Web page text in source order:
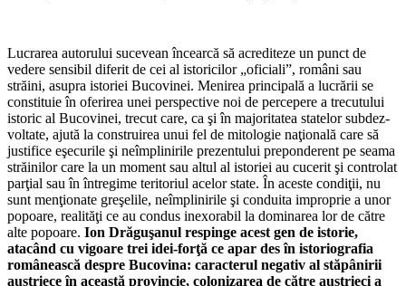
Lucrarea autorului sucevean încearcă să acrediteze un punct de
vedere sensibil diferit de cei al istoricilor „oficiali”, ro­mâni sau
străini, asupra istoriei Bucovinei. Menirea principală a lucrării se
constituie în ofe­rirea unei perspective noi de percepere a trecutului
istoric al Bucovinei, trecut care, ca şi în majoritatea statelor subdez­
voltate, ajută la construirea unui fel de mitologie naţională care să
justifice eşecurile şi neîmplinirile prezentului pre­ponderent pe seama
străinilor care la un moment sau altul al istoriei au cucerit şi controlat
parţial sau în întregime teritoriul acelor state. În aceste condiţii, nu
sunt menţionate greşelile, neîmplinirile şi conduita impro­prie a unor
popoare, realităţi ce au condus inexorabil la domi­narea lor de către
alte popoare. Ion Drăguşanul respinge acest gen de istorie,
atacând cu vigoare trei idei-forţă ce apar des în istoriografia
românească despre Bucovina: caracterul negativ al stăpânirii
austriece în această provincie, coloni­zarea de către austrieci a